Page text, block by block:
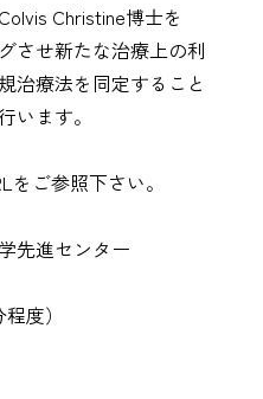
Christine博士を
させ新たな治療上の利
治療法を同定すること
います。
ご参照下さい。
先進センター
度）